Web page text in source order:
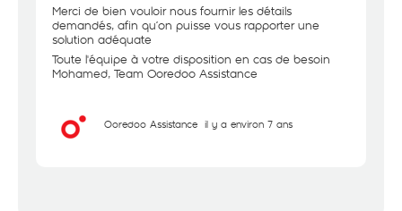
Merci de bien vouloir nous fournir les détails
demandés, afin qu’on puisse vous rapporter une
solution adéquate
Toute l'équipe à votre disposition en cas de besoin
Mohamed, Team Ooredoo Assistance
Ooredoo Assistance il y a environ 7 ans